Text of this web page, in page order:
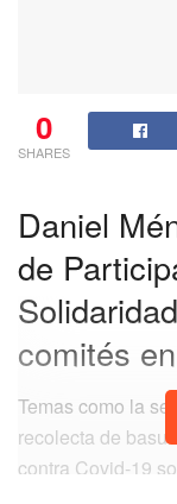
0
SHARES
Daniel
de
comités
Temas como la
recolecta de
contra Covid-19